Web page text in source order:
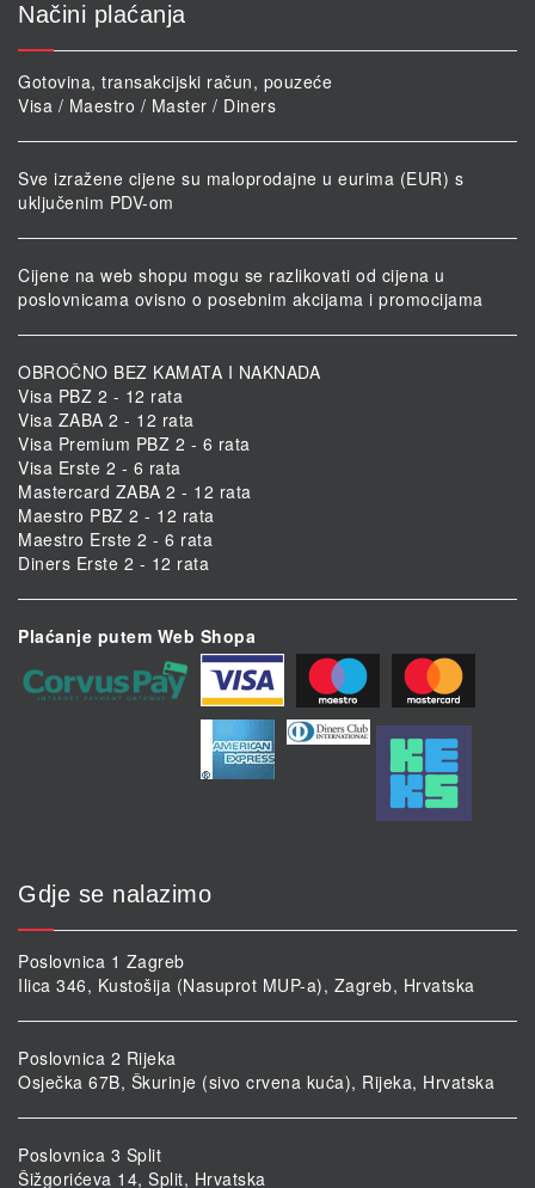
Načini plaćanja
Gotovina, transakcijski račun, pouzeće
Visa / Maestro / Master / Diners
Sve izražene cijene su maloprodajne u eurima (EUR) s
uključenim PDV-om
Cijene na web shopu mogu se razlikovati od cijena u
poslovnicama ovisno o posebnim akcijama i promocijama
OBROČNO BEZ KAMATA I NAKNADA
Visa PBZ 2 - 12 rata
Visa ZABA 2 - 12 rata
Visa Premium PBZ 2 - 6 rata
Visa Erste 2 - 6 rata
Mastercard ZABA 2 - 12 rata
Maestro PBZ 2 - 12 rata
Maestro Erste 2 - 6 rata
Diners Erste 2 - 12 rata
Plaćanje putem Web Shopa
Gdje se nalazimo
Poslovnica 1 Zagreb
Ilica 346, Kustošija (Nasuprot MUP-a), Zagreb, Hrvatska
Poslovnica 2 Rijeka
Osječka 67B, Škurinje (sivo crvena kuća), Rijeka, Hrvatska
Poslovnica 3 Split
Šižgorićeva 14, Split, Hrvatska